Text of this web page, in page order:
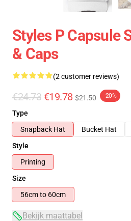
Styles P Capsule
& Caps
(2 customer reviews)
€24.73 €19.78 $21.50 -20%
Type
Snapback Hat
Bucket Hat
Style
Printing
Size
56cm to 60cm
Bekijk maattabel